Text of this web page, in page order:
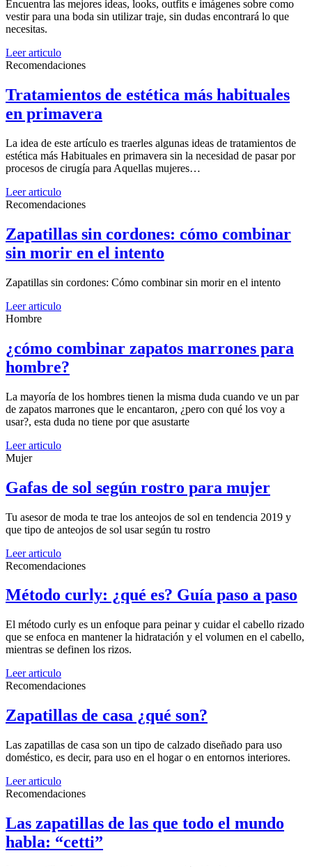
Encuentra las mejores ideas, looks, outfits e imágenes sobre como
vestir para una boda sin utilizar traje, sin dudas encontrará lo que
necesitas.
Leer articulo
Recomendaciones
Tratamientos de estética más habituales
en primavera
La idea de este artículo es traerles algunas ideas de tratamientos de
estética más Habituales en primavera sin la necesidad de pasar por
procesos de cirugía para Aquellas mujeres…
Leer articulo
Recomendaciones
Zapatillas sin cordones: cómo combinar
sin morir en el intento
Zapatillas sin cordones: Cómo combinar sin morir en el intento
Leer articulo
Hombre
¿cómo combinar zapatos marrones para
hombre?
La mayoría de los hombres tienen la misma duda cuando ve un par
de zapatos marrones que le encantaron, ¿pero con qué los voy a
usar?, esta duda no tiene por que asustarte
Leer articulo
Mujer
Gafas de sol según rostro para mujer
Tu asesor de moda te trae los anteojos de sol en tendencia 2019 y
que tipo de anteojos de sol usar según tu rostro
Leer articulo
Recomendaciones
Método curly: ¿qué es? Guía paso a paso
El método curly es un enfoque para peinar y cuidar el cabello rizado
que se enfoca en mantener la hidratación y el volumen en el cabello,
mientras se definen los rizos.
Leer articulo
Recomendaciones
Zapatillas de casa ¿qué son?
Las zapatillas de casa son un tipo de calzado diseñado para uso
doméstico, es decir, para uso en el hogar o en entornos interiores.
Leer articulo
Recomendaciones
Las zapatillas de las que todo el mundo
habla: “cetti”